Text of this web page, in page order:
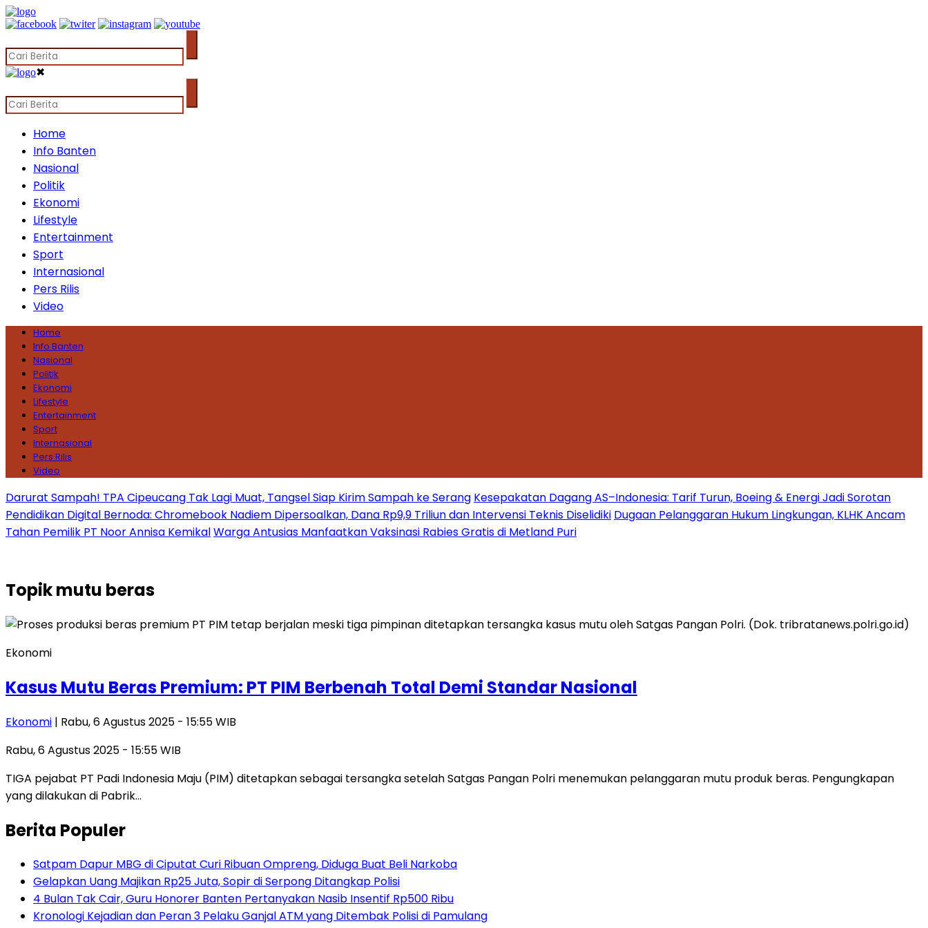
✖
Home
Info Banten
Nasional
Politik
Ekonomi
Lifestyle
Entertainment
Sport
Internasional
Pers Rilis
Video
Home
Info Banten
Nasional
Politik
Ekonomi
Lifestyle
Entertainment
Sport
Internasional
Pers Rilis
Video
Darurat Sampah! TPA Cipeucang Tak Lagi Muat, Tangsel Siap Kirim Sampah ke Serang Kesepakatan Dagang AS–Indonesia: Tarif Turun, Boeing & Energi Jadi Sorotan
Pendidikan Digital Bernoda: Chromebook Nadiem Dipersoalkan, Dana Rp9,9 Triliun dan Intervensi Teknis Diselidiki Dugaan Pelanggaran Hukum Lingkungan, KLHK Ancam
Tahan Pemilik PT Noor Annisa KemikalWarga Antusias Manfaatkan Vaksinasi Rabies Gratis di Metland Puri
Topikmutu beras
Ekonomi
Kasus Mutu Beras Premium: PT PIM Berbenah Total Demi Standar Nasional
Ekonomi | Rabu, 6 Agustus 2025 - 15:55 WIB
Rabu, 6 Agustus 2025 - 15:55 WIB
TIGA pejabat PT Padi Indonesia Maju (PIM) ditetapkan sebagai tersangka setelah Satgas Pangan Polri menemukan pelanggaran mutu produk beras. Pengungkapan
yang dilakukan di Pabrik…
Berita Populer
Satpam Dapur MBG di Ciputat Curi Ribuan Ompreng, Diduga Buat Beli Narkoba
Gelapkan Uang Majikan Rp25 Juta, Sopir di Serpong Ditangkap Polisi
4 Bulan Tak Cair, Guru Honorer Banten Pertanyakan Nasib Insentif Rp500 Ribu
Kronologi Kejadian dan Peran 3 Pelaku Ganjal ATM yang Ditembak Polisi di Pamulang